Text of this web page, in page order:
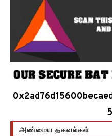
அண்மைய தகவல்கள்